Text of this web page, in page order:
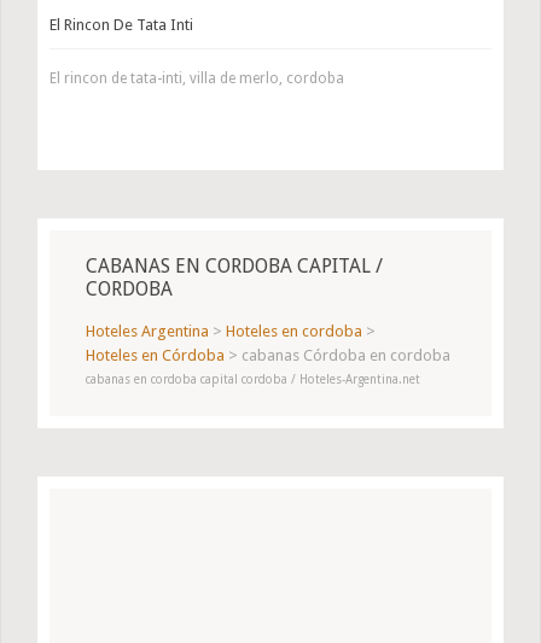
El Rincon De Tata Inti
El rincon de tata-inti, villa de merlo, cordoba
CABANAS EN CORDOBA CAPITAL /
CORDOBA
Hoteles Argentina > Hoteles en cordoba >
Hoteles en Córdoba > cabanas Córdoba en cordoba
cabanas en cordoba capital cordoba / Hoteles-Argentina.net